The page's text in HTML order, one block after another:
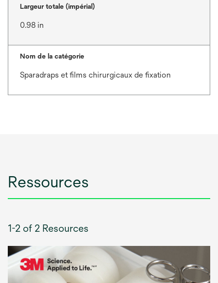
Largeur totale (impérial)
0.98 in
Nom de la catégorie
Sparadraps et films chirurgicaux de fixation
Ressources
1-2 of 2 Resources